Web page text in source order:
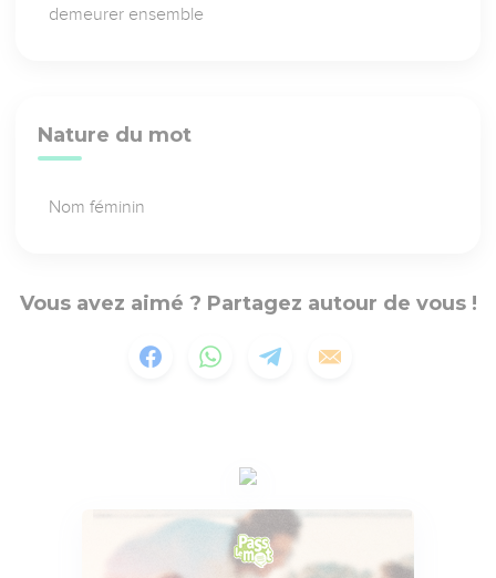
demeurer ensemble
Nature du mot
Nom féminin
Vous avez aimé ? Partagez autour de vous !